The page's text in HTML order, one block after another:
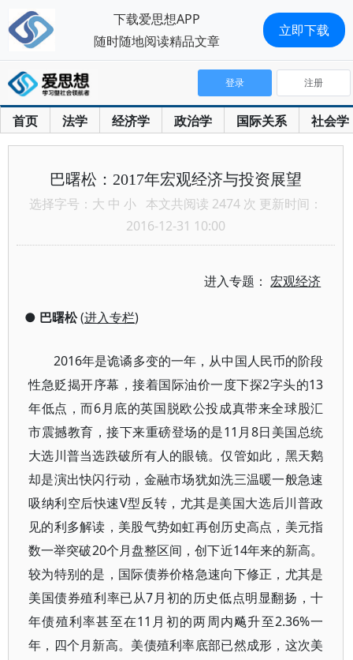
首页 法学 经济学 政治学 国际关系 社会学
登录 注册
巴曙松：2017年宏观经济与投资展望
选择字号： 大 中 小 本文共阅读 2474 次 更新时间：
2016-12-31 10:00
进入专题：宏观经济
● 巴曙松(进入专栏)
2016年是诡谲多变的一年，从中国人民币的阶段
性急贬揭开序幕，接着国际油价一度下探2字头的13
年低点，而6月底的英国脱欧公投成真带来全球股汇
市震撼教育，接下来重磅登场的是11月8日美国总统
大选川普当选跌破所有人的眼镜。仅管如此，黑天鹅
却是演出快闪行动，金融市场犹如洗三温暖一般急速
吸纳利空后快速V型反转，尤其是美国大选后川普政
见的利多解读，美股气势如虹再创历史高点，美元指
数一举突破20个月盘整区间，创下近14年来的新高。
较为特别的是，国际债券价格急速向下修正，尤其是
美国债券殖利率已从7月初的历史低点明显翻扬，十
年债殖利率甚至在11月初的两周内飚升至2.36%一
年，四个月新高。美债殖利率底部已然成形，这次美
下载爱思想APP
随时随地阅读精品文章
立即下载